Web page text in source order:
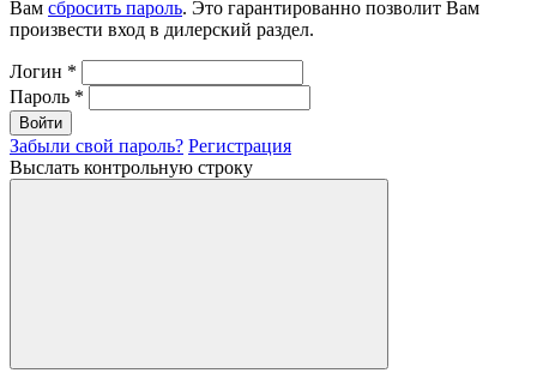
Вам сбросить пароль. Это гарантированно позволит Вам
произвести вход в дилерский раздел.
Логин *
Пароль *
Войти
Забыли свой пароль? Регистрация
Выслать контрольную строку